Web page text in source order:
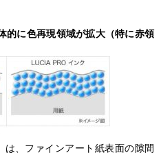
的に色再現領域が拡大（特に赤領
は、ファインアート紙表面の隙間